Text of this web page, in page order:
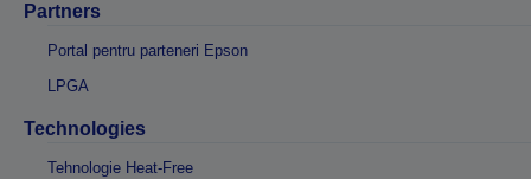
Partners
Portal pentru parteneri Epson
LPGA
Technologies
Tehnologie Heat-Free